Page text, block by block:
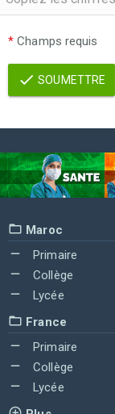
* Champs requis
SOUMETTRE
Maroc
Primaire
Collège
Lycée
France
Primaire
Collège
Lycée